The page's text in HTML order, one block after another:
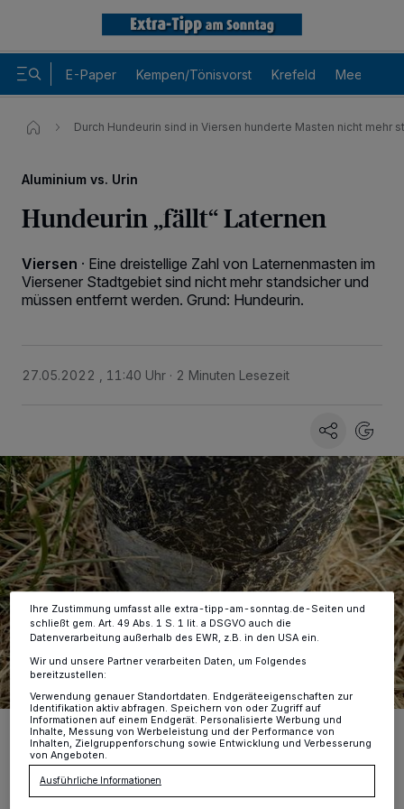
E-Paper Kempen/Tönisvorst Krefeld Meerbusch
Durch Hundeurin sind in Viersen hunderte Masten nicht mehr
Aluminium vs. Urin
Hundeurin „fällt“ Laternen
Viersen · Eine dreistellige Zahl von Laternenmasten im
Viersener Stadtgebiet sind nicht mehr standsicher und
müssen entfernt werden. Grund: Hundeurin.
27.05.2022 , 11:40 Uhr 2 Minuten Lesezeit
Hier sieht man das weiße Aluminumoxid, das sich durch das
Hundeurin am Laternenmasten entwickelt hat.
Foto: Stadt Viersen
Kennungen auf Ihrem Gerät zu. Durch Auswahl von OK aktivieren Sie
Tracking-Technologien für die unter „Wir und unsere Partner
verarbeiten Daten, um Ihnen Dienste bereitzustellen“ aufgeführten
Zwecke. Wenn Tracker deaktiviert sind, sind manche Inhalte und
Anzeigen möglicherweise nicht mehr so relevant für Sie. Sie können
dieses Menü jederzeit wieder aufrufen, um Ihre Einstellungen zu
ändern oder Ihre Einwilligung zu widerrufen, indem Sie auf den Link
Einstellungen oder Ablehnen am unteren Rand der Webseite klicken.
Ihre Einstellungen gelten innerhalb unseres Website. Weitere
Informationen finden Sie in unserer Datenschutzerklärung.
Ihre Zustimmung umfasst alle extra-tipp-am-sonntag.de-Seiten und
schließt gem. Art. 49 Abs. 1 S. 1 lit. a DSGVO auch die
Datenverarbeitung außerhalb des EWR, z.B. in den USA ein.
Wir und unsere Partner verarbeiten Daten, um Folgendes
bereitzustellen:
Verwendung genauer Standortdaten. Endgeräteeigenschaften zur
Identifikation aktiv abfragen. Speichern von oder Zugriff auf
Informationen auf einem Endgerät. Personalisierte Werbung und
Inhalte, Messung von Werbeleistung und der Performance von
Inhalten, Zielgruppenforschung sowie Entwicklung und Verbesserung
von Angeboten.
Ausführliche Informationen